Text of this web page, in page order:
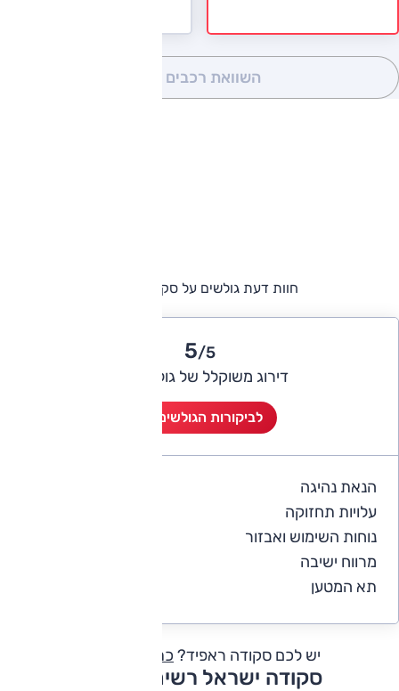
השוואת רכבים
חוות דעת גולשים על סקודה ראפיד
5/5
דירוג משוקלל של גולשי אוטו
לביקורות הגולשים (1)
הנאת נהיגה
עלויות תחזוקה
נוחות השימוש ואבזור
מרווח ישיבה
תא המטען
יש לכם סקודה ראפיד? כתבו חוות דעת
סקודה ישראל רשימת דגמים